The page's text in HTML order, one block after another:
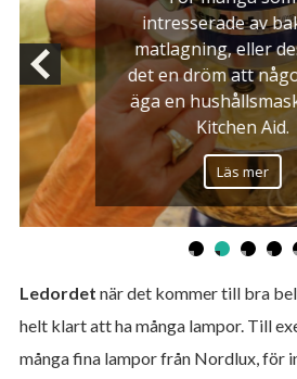
intresserade av bakning,
matlagning, eller design är
det en dröm att någon gång
äga en hushållsmaskin från
Kitchen Aid.
Läs mer
Ledordet när det kommer till bra
helt klart att ha många lampor. Till
många fina lampor från Nordlux, för